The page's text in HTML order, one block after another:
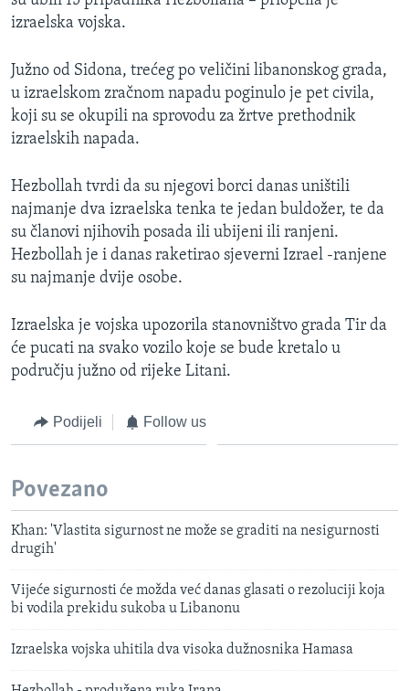
izraelska vojska.
Južno od Sidona, trećeg po veličini libanonskog grada,
u izraelskom zračnom napadu poginulo je pet civila,
koji su se okupili na sprovodu za žrtve prethodnik
izraelskih napada.
Hezbollah tvrdi da su njegovi borci danas uništili
najmanje dva izraelska tenka te jedan buldožer, te da
su članovi njihovih posada ili ubijeni ili ranjeni.
Hezbollah je i danas raketirao sjeverni Izrael -ranjene
su najmanje dvije osobe.
Izraelska je vojska upozorila stanovništvo grada Tir da
će pucati na svako vozilo koje se bude kretalo u
području južno od rijeke Litani.
Podijeli Follow us
Povezano
Khan: 'Vlastita sigurnost ne može se graditi na nesigurnosti
drugih'
Vijeće sigurnosti će možda već danas glasati o rezoluciji koja
bi vodila prekidu sukoba u Libanonu
Izraelska vojska uhitila dva visoka dužnosnika Hamasa